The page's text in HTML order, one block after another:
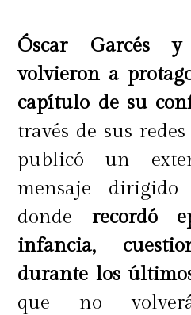
Óscar Garcés
volvieron a
capítulo de su
través de sus
publicó un
mensaje
donde recordó
infancia,
durante los
que no